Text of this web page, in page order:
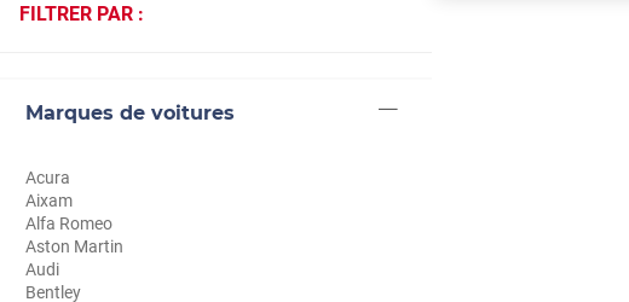
Honda
Kia
Mercedes-Benz
Mini
FILTRER PAR :
Marques de voitures
Acura
Aixam
Alfa Romeo
Aston Martin
Audi
Bentley